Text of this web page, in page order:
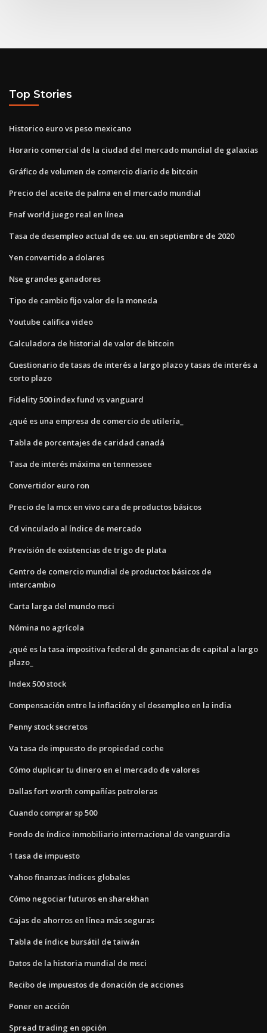
Top Stories
Historico euro vs peso mexicano
Horario comercial de la ciudad del mercado mundial de galaxias
Gráfico de volumen de comercio diario de bitcoin
Precio del aceite de palma en el mercado mundial
Fnaf world juego real en línea
Tasa de desempleo actual de ee. uu. en septiembre de 2020
Yen convertido a dolares
Nse grandes ganadores
Tipo de cambio fijo valor de la moneda
Youtube califica video
Calculadora de historial de valor de bitcoin
Cuestionario de tasas de interés a largo plazo y tasas de interés a
corto plazo
Fidelity 500 index fund vs vanguard
¿qué es una empresa de comercio de utilería_
Tabla de porcentajes de caridad canadá
Tasa de interés máxima en tennessee
Convertidor euro ron
Precio de la mcx en vivo cara de productos básicos
Cd vinculado al índice de mercado
Previsión de existencias de trigo de plata
Centro de comercio mundial de productos básicos de
intercambio
Carta larga del mundo msci
Nómina no agrícola
¿qué es la tasa impositiva federal de ganancias de capital a largo
plazo_
Index 500 stock
Compensación entre la inflación y el desempleo en la india
Penny stock secretos
Va tasa de impuesto de propiedad coche
Cómo duplicar tu dinero en el mercado de valores
Dallas fort worth compañías petroleras
Cuando comprar sp 500
Fondo de índice inmobiliario internacional de vanguardia
1 tasa de impuesto
Yahoo finanzas índices globales
Cómo negociar futuros en sharekhan
Cajas de ahorros en línea más seguras
Tabla de índice bursátil de taiwán
Datos de la historia mundial de msci
Recibo de impuestos de donación de acciones
Poner en acción
Spread trading en opción